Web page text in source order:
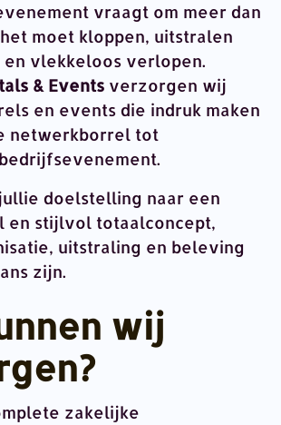
vraagt om meer dan
moet kloppen, uitstralen
vlekkeloos verlopen.
& Events verzorgen wij
en events die indruk maken
netwerkborrel tot
doelstelling naar een
en stijlvol totaalconcept,
uitstraling en beleving
zijn.
wij
zakelijke